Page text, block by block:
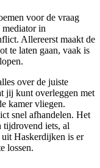
voor de vraag
in
Allereerst maakt de
te laten gaan, vaak is
over de juiste
jij kunt overleggen met
kamer vliegen.
snel afhandelen. Het
tijdrovend iets, al
Haskerdijken is er
lossen.